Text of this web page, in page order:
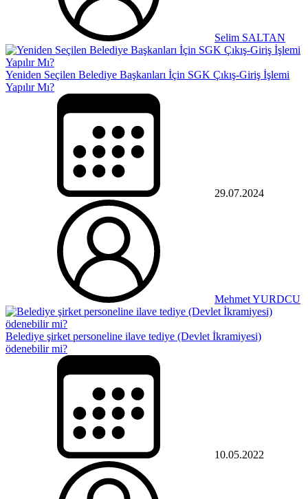
Selim SALTAN
Yeniden Seçilen Belediye Başkanları İçin SGK Çıkış-Giriş İşlemi
Yapılır Mı?
29.07.2024
Mehmet YURDCU
Belediye şirket personeline ilave tediye (Devlet İkramiyesi)
ödenebilir mi?
10.05.2022